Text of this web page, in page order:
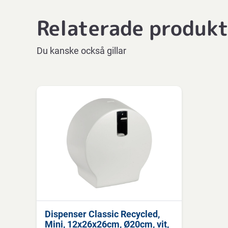
Relaterade
Du kanske också gillar
Dispenser Classic Recycled,
Mini, 12x26x26cm, Ø20cm, vit,